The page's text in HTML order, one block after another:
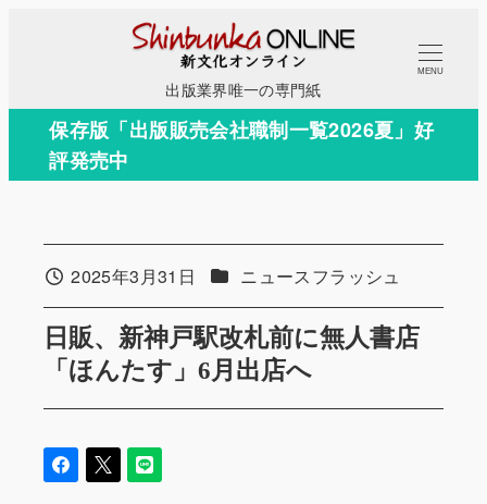
コ
テ
出版業界唯一の専門紙
MENU
保存版「出版販売会社職制一覧2026夏」好
評発売中
日販、新神戸駅改札前に無人書店
「ほんたす」6月出店へ
投稿日2025年3月31日 カテゴリー
ニュースフラッシュ